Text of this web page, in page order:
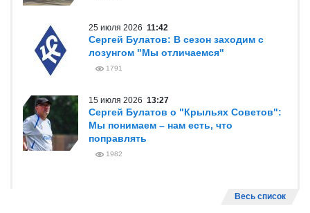
25 июля 2026 11:42
Сергей Булатов: В сезон заходим с
лозунгом "Мы отличаемся"
1791
15 июля 2026 13:27
Сергей Булатов о "Крыльях Советов":
Мы понимаем – нам есть, что
поправлять
1982
Весь список